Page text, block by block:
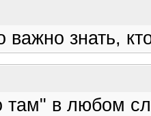
важно знать,
там" в любом